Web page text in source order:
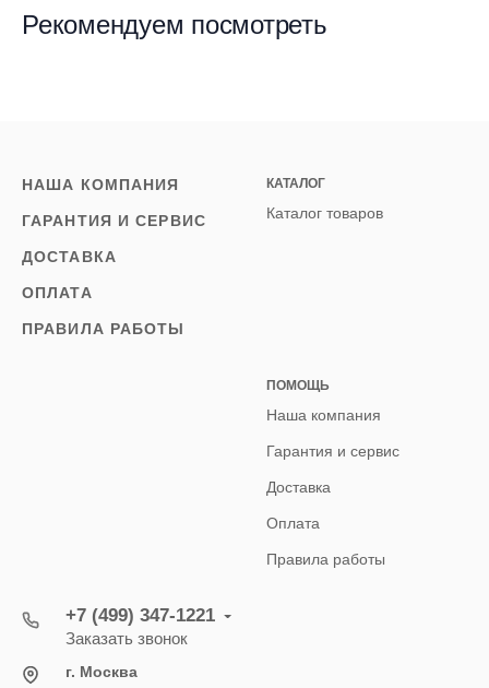
Рекомендуем посмотреть
НАША КОМПАНИЯ
ГАРАНТИЯ И СЕРВИС
ДОСТАВКА
ОПЛАТА
ПРАВИЛА РАБОТЫ
КАТАЛОГ
Каталог товаров
ПОМОЩЬ
Наша компания
Гарантия и сервис
Доставка
Оплата
Правила работы
+7 (499) 347-1221
Заказать звонок
г. Москва